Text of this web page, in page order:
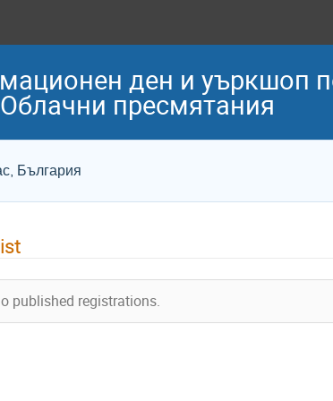
ден и уъркшоп
пресмятания
България
published registrations.